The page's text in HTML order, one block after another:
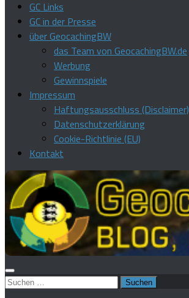
GC Links
GC in der Presse
über GeocachingBW
das Team von GeocachingBW.de
Werbung
Gewinnspiele
Impressum
Haftungsausschluss (Disclaimer)
Datenschutzerklärung
Cookie-Richtlinie (EU)
Kontakt
Suchen